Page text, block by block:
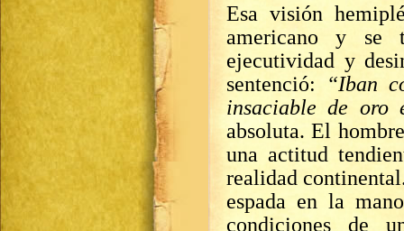
Esa visión
americano y se
ejecutividad y
sentenció:
“Iban
insaciable de oro
absoluta. El
una actitud
realidad
espada en la
condiciones de